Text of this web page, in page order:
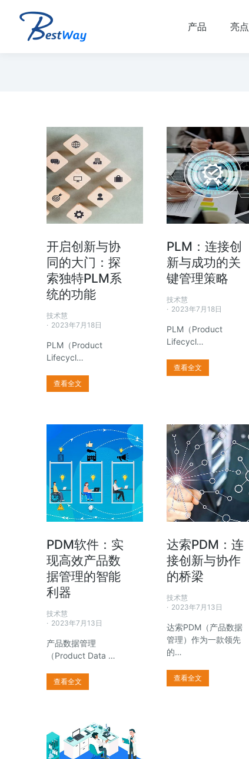
产品 亮点
开启创新与协
同的大门：探
索独特PLM系
统的功能
技术慧
2023年7月18日
PLM（Product
Lifecycl…
查看全文
PLM：连接创
新与成功的关
键管理策略
技术慧
2023年7月18日
PLM（Product
Lifecycl…
查看全文
PDM软件：实
现高效产品数
据管理的智能
利器
技术慧
2023年7月13日
产品数据管理
（Product Data …
查看全文
达索PDM：连
接创新与协作
的桥梁
技术慧
2023年7月13日
达索PDM（产品数据
管理）作为一款领先
的…
查看全文